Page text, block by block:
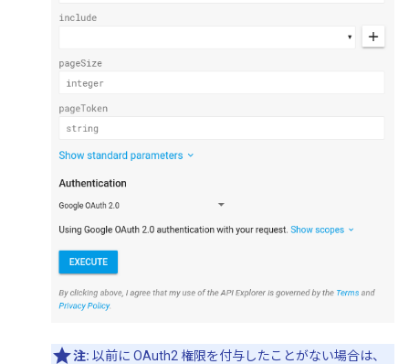
注: 以前に OAuth2 権限を付与したことがない場合は、